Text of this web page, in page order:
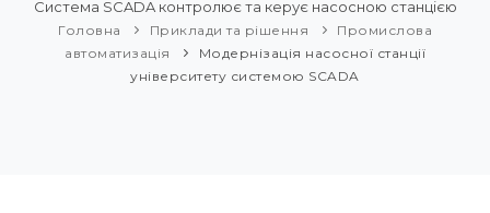
НОВИНИ
Система SCADA контролює та керує насосною станцією
Головна Приклади та рішення
Промислова
автоматизація
Модернізація насосної станції
університету системою SCADA